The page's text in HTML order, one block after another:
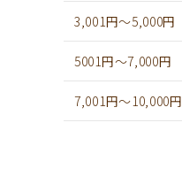
3,001円～5,000円
5001円～7,000円
7,001円～10,000円